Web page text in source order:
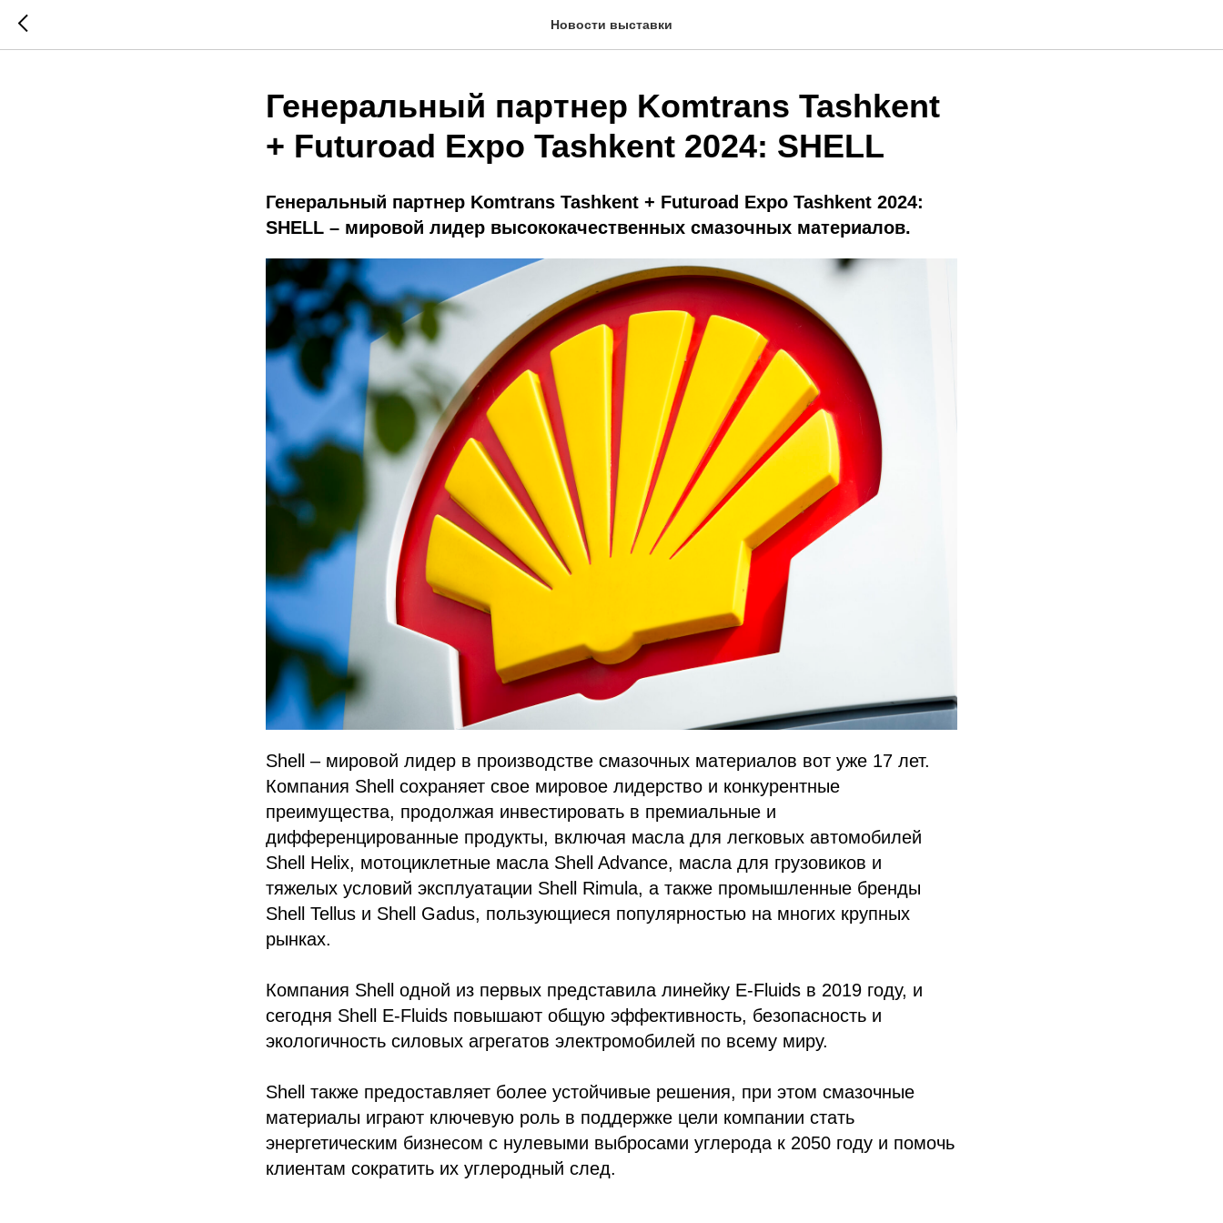
Новости выставки
Генеральный партнер Komtrans Tashkent
+ Futuroad Expo Tashkent 2024: SHELL
Генеральный партнер Komtrans Tashkent + Futuroad Expo Tashkent 2024:
SHELL – мировой лидер высококачественных смазочных материалов.
Shell – мировой лидер в производстве смазочных материалов вот уже 17 лет.
Компания Shell сохраняет свое мировое лидерство и конкурентные
преимущества, продолжая инвестировать в премиальные и
дифференцированные продукты, включая масла для легковых автомобилей
Shell Helix, мотоциклетные масла Shell Advance, масла для грузовиков и
тяжелых условий эксплуатации Shell Rimula, а также промышленные бренды
Shell Tellus и Shell Gadus, пользующиеся популярностью на многих крупных
рынках.
Компания Shell одной из первых представила линейку E-Fluids в 2019 году, и
сегодня Shell E-Fluids повышают общую эффективность, безопасность и
экологичность силовых агрегатов электромобилей по всему миру.
Shell также предоставляет более устойчивые решения, при этом смазочные
материалы играют ключевую роль в поддержке цели компании стать
энергетическим бизнесом с нулевыми выбросами углерода к 2050 году и помочь
клиентам сократить их углеродный след.